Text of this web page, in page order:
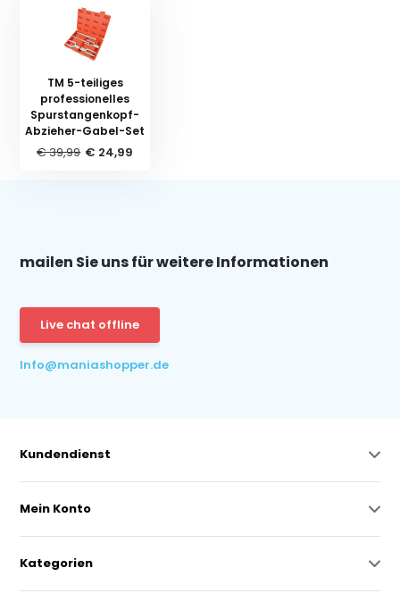
TM 5-teiliges
professionelles
Spurstangenkopf-
Abzieher-Gabel-Set
€ 39,99 € 24,99
mailen Sie uns für weitere Informationen
Live chat offline
Info@maniashopper.de
Kundendienst
Mein Konto
Kategorien